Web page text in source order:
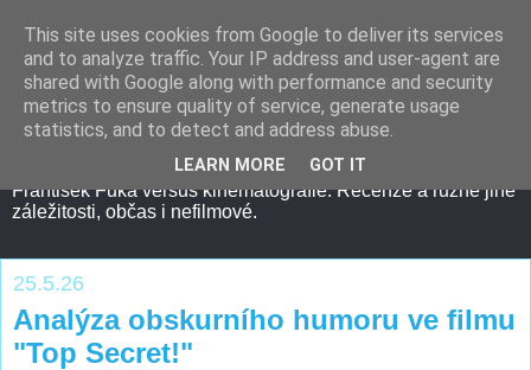
František Fuka versus kinematografie. Recenze a různé jiné
záležitosti, občas i nefilmové.
25.5.26
Analýza obskurního humoru ve filmu
"Top Secret!"
This site uses cookies from Google to deliver its services
and to analyze traffic. Your IP address and user-agent are
shared with Google along with performance and security
metrics to ensure quality of service, generate usage
statistics, and to detect and address abuse.
LEARN MORE GOT IT